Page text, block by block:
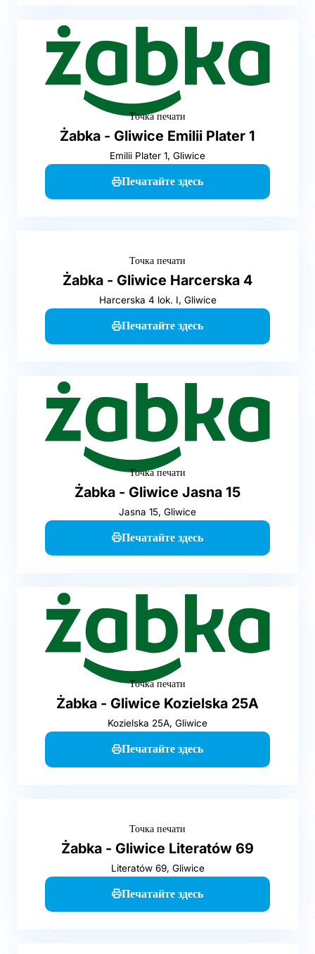
Точка печати
Żabka - Gliwice Emilii Plater 1
Emilii Plater 1, Gliwice
Печатайте здесь
Точка печати
Żabka - Gliwice Harcerska 4
Harcerska 4 lok. I, Gliwice
Печатайте здесь
Точка печати
Żabka - Gliwice Jasna 15
Jasna 15, Gliwice
Печатайте здесь
Точка печати
Żabka - Gliwice Kozielska 25A
Kozielska 25A, Gliwice
Печатайте здесь
Точка печати
Żabka - Gliwice Literatów 69
Literatów 69, Gliwice
Печатайте здесь